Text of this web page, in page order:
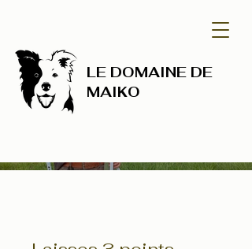
LE DOMAINE DE
MAIKO